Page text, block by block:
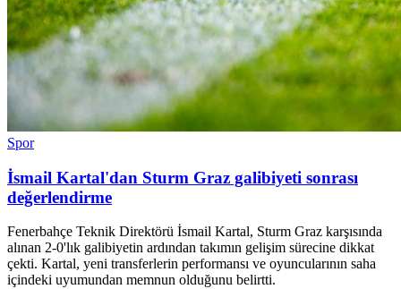
Spor
İsmail Kartal'dan Sturm Graz galibiyeti sonrası
değerlendirme
Fenerbahçe Teknik Direktörü İsmail Kartal, Sturm Graz karşısında
alınan 2-0'lık galibiyetin ardından takımın gelişim sürecine dikkat
çekti. Kartal, yeni transferlerin performansı ve oyuncularının saha
içindeki uyumundan memnun olduğunu belirtti.